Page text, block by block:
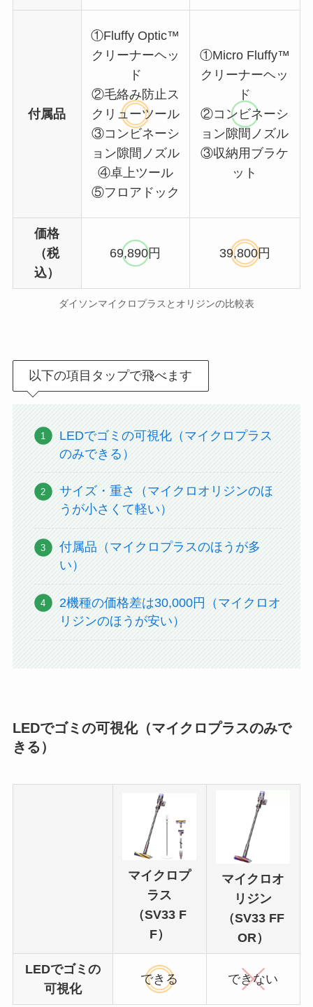
付属品
①Fluffy Optic™
クリーナーヘッ
ド
②毛絡み防止ス
クリューツール
③コンビネーシ
ョン隙間ノズル
④卓上ツール
⑤フロアドック
①Micro Fluffy™
クリーナーヘッ
ド
②コンビネーシ
ョン隙間ノズル
③収納用ブラケ
ット
価格
（税
込）
69,890円 39,800円
ダイソンマイクロプラスとオリジンの比較表
以下の項目タップで飛べます
LEDでゴミの可視化（マイクロプラス
のみできる）
サイズ・重さ（マイクロオリジンのほ
うが小さくて軽い）
付属品（マイクロプラスのほうが多
い）
2機種の価格差は30,000円（マイクロオ
リジンのほうが安い）
LEDでゴミの可視化（マイクロプラスのみで
きる）
マイクロプ
ラス
（SV33 F
F）
マイクロオ
リジン
（SV33 FF
OR）
LEDでゴミの
可視化
できる できない